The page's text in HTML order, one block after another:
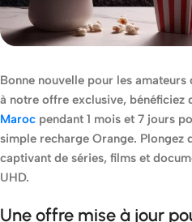
Bonne nouvelle pour les
à notre offre exclusive, bénéficiez
Maroc pendant 1 mois et 7 jours
simple recharge Orange. Plongez
captivant de séries, films et
UHD.
Une offre mise à jour